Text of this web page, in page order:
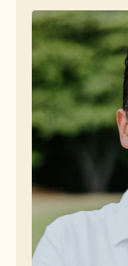
Customer Stories
Help Center
Careers